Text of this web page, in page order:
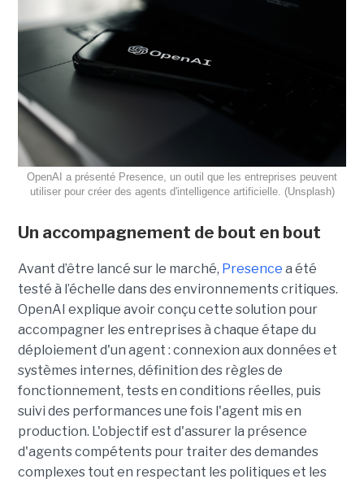
OpenAI a présenté Presence, un outil que les entreprises peuvent
utiliser pour créer des agents d'intelligence artificielle. (Unsplash)
Un accompagnement de bout en bout
Avant d’être lancé sur le marché, Presence a été
testé à l’échelle dans des environnements critiques.
OpenAI explique avoir conçu cette solution pour
accompagner les entreprises à chaque étape du
déploiement d'un agent : connexion aux données et
systèmes internes, définition des règles de
fonctionnement, tests en conditions réelles, puis
suivi des performances une fois l'agent mis en
production. L'objectif est d'assurer la présence
d'agents compétents pour traiter des demandes
complexes tout en respectant les politiques et les